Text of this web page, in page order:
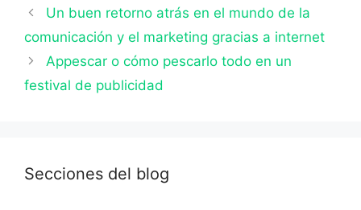
Un buen retorno atrás en el mundo de la
comunicación y el marketing gracias a internet
Appescar o cómo pescarlo todo en un
festival de publicidad
Secciones del blog